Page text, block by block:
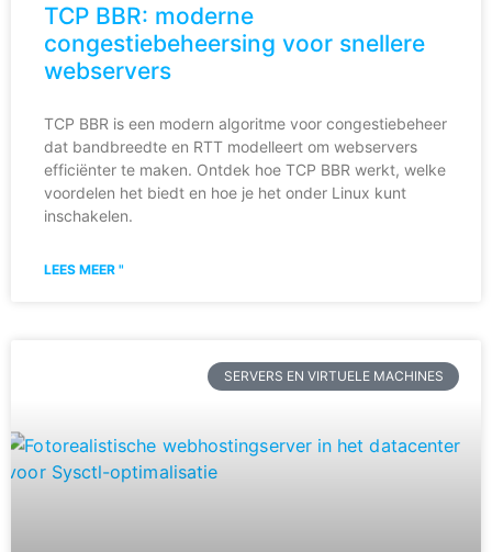
TCP BBR: moderne
congestiebeheersing voor snellere
webservers
TCP BBR is een modern algoritme voor congestiebeheer
dat bandbreedte en RTT modelleert om webservers
efficiënter te maken. Ontdek hoe TCP BBR werkt, welke
voordelen het biedt en hoe je het onder Linux kunt
inschakelen.
LEES MEER "
SERVERS EN VIRTUELE MACHINES